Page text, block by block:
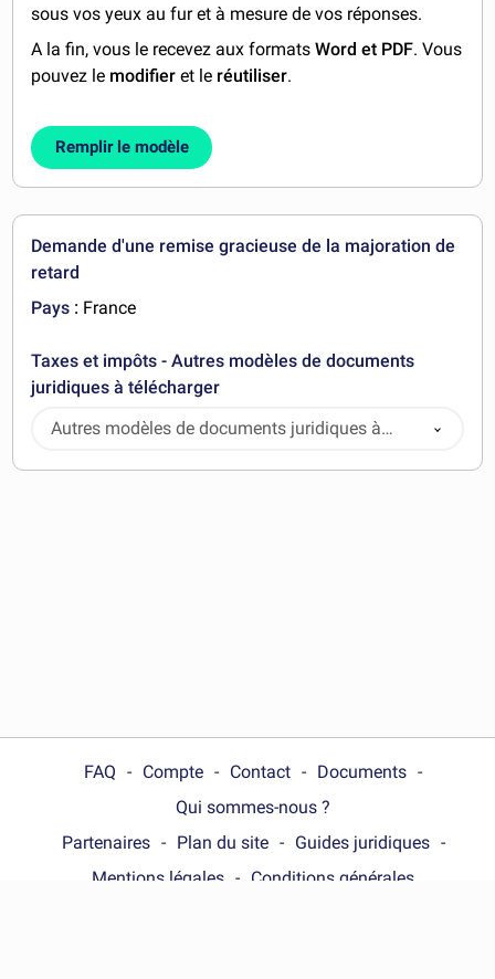
sous vos yeux au fur et à mesure de vos réponses.
A la fin, vous le recevez aux formatsWord et PDF. Vous
pouvez le modifier et le réutiliser.
Remplir le modèle
Demande d'une remise gracieuse de la majoration de
retard
Pays : France
Taxes et impôts - Autres modèles de documents
juridiques à télécharger
Autres modèles de documents juridiques à
télécharger
FAQ Compte Contact
Documents
Qui sommes-nous ?
Partenaires
Plan du site
Guides juridiques
Mentions légales
Conditions générales